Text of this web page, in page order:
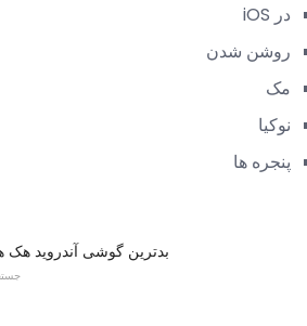
در iOS
روشن شدن
مک
نوکیا
پنجره ها
بدترین گوشی آندروید هک